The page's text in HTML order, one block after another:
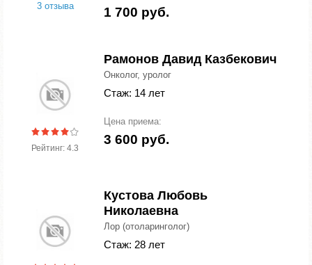
3 отзыва 1 700 руб.
Рейтинг: 4.3
Рамонов Давид Казбекович
Онколог, уролог
Стаж: 14 лет
Цена приема:
3 600 руб.
Кустова Любовь
Николаевна
Лор (отоларинголог)
Стаж: 28 лет